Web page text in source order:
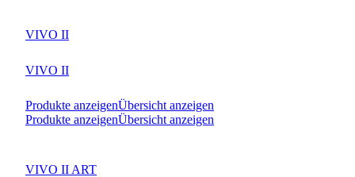
VIVO II
VIVO II
Produkte anzeigenÜbersicht anzeigen
Produkte anzeigenÜbersicht anzeigen
VIVO II ART